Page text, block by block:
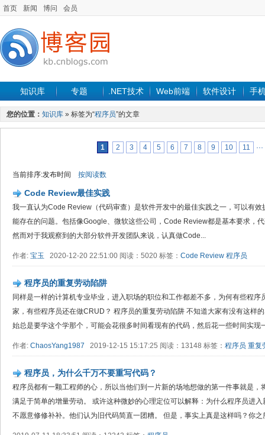
首页 新闻 博问 会员
知识库 专题 .NET技术 Web前端 软件设计 手
您的位置： 知识库 » 标签为“程序员”的文章
1 2 3 4 5 6 7 8 9 10 11 ···
当前排序:发布时间 按阅读数
Code Review最佳实践
我一直认为Code Review（代码审查）是软件开发中的最佳实践之一，可以有
能存在的问题。包括像Google、微软这些公司，Code Review都是基本要求，
然而对于我观察到的大部分软件开发团队来说，认真做Code...
作者: 宝玉 2020-12-20 22:51:00 阅读：5020 标签： Code Review 程序员
程序员的重复劳动陷阱
同样是一样的计算机专业毕业，进入职场的职位和工作都差不多，为何有些程
家，有些程序员还在做CRUD？ 程序员的重复劳动陷阱 不知道大家有没有这样
始总是要学这个学那个，可能会花很多时间看现有的代码，然后花一些时间实现
作者: ChaosYang1987 2019-12-15 15:17:25 阅读：13148 标签： 程序员 重复
程序员，为什么千万不要重写代码？
程序员都有一颗工程师的心，所以当他们到一片新的场地想做的第一件事就是
满足于简单的增量劳动。 或许这种微妙的心理定位可以解释：为什么程序员进
不愿意修修补补。他们认为旧代码简直一团糟。 但是，事实上真是这样吗？你之